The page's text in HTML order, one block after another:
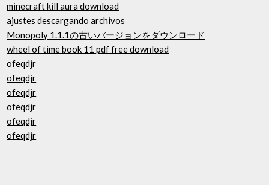
minecraft kill aura download
ajustes descargando archivos
Monopoly 1.1.1の古いバージョンをダウンロード
wheel of time book 11 pdf free download
ofeqdjr
ofeqdjr
ofeqdjr
ofeqdjr
ofeqdjr
ofeqdjr